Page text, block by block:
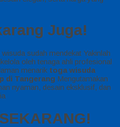
Juga!
sudah mendekat Yakinlah
oleh tenaga ahli profesional
menarik toga wisuda
di Tangerang Mengutamakan
nyaman, desain eksklusif, dan